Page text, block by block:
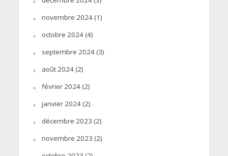
novembre 2024(1)
octobre 2024(4)
septembre 2024(3)
août 2024(2)
février 2024(2)
janvier 2024(2)
décembre 2023 (2)
novembre 2023 (2)